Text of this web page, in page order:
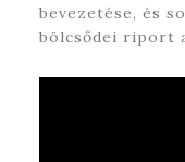
bevezetése, és
bölcsődei riport